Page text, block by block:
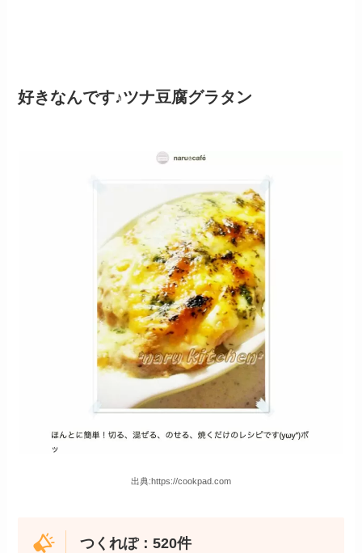
好きなんです♪ツナ豆腐グラタン
出典:https://cookpad.com
つくれぽ：520件